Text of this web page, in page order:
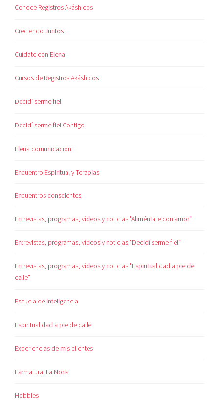
Conoce Registros Akáshicos
Creciendo Juntos
Cuídate con Elena
Cursos de Registros Akáshicos
Decidí serme fiel
Decidí serme fiel Contigo
Elena comunicación
Encuentro Espiritual y Terapias
Encuentros conscientes
Entrevistas, programas, vídeos y noticias "Aliméntate con amor"
Entrevistas, programas, vídeos y noticias "Decidí serme fiel"
Entrevistas, programas, vídeos y noticias "Espiritualidad a pie de
calle"
Escuela de Inteligencia
Espiritualidad a pie de calle
Experiencias de mis clientes
Farmatural La Noria
Hobbies